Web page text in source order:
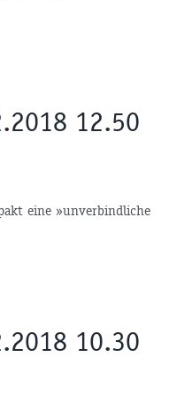
12.50
eine »unverbindliche
10.30